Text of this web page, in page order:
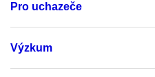
Pro uchazeče
Výzkum